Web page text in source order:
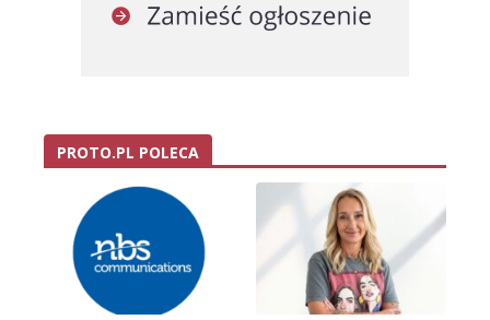
PROTO.PL POLECA